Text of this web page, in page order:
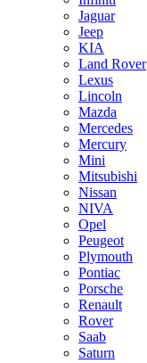
Jaguar
Jeep
KIA
Land Rover
Lexus
Lincoln
Mazda
Mercedes
Mercury
Mini
Mitsubishi
Nissan
NIVA
Opel
Peugeot
Plymouth
Pontiac
Porsche
Renault
Rover
Saab
Saturn